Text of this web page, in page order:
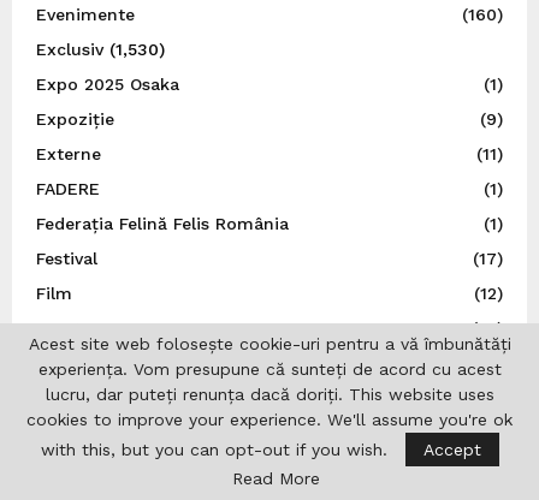
Evenimente
(160)
Exclusiv(1,530)
Expo 2025 Osaka
(1)
Expoziție
(9)
Externe
(11)
FADERE
(1)
Federația Felină Felis România
(1)
Festival
(17)
Film
(12)
Franța
(14)
Germania
(236)
Guvernul României
(4)
(16)
(19)
Acest site web folosește cookie-uri pentru a vă îmbunătăți
experiența. Vom presupune că sunteți de acord cu acest
lucru, dar puteți renunța dacă doriți. This website uses
cookies to improve your experience. We'll assume you're ok
with this, but you can opt-out if you wish.
Accept
Read More